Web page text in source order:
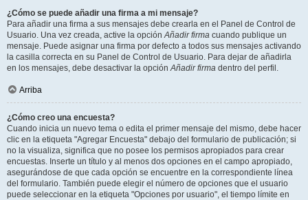
¿Cómo se puede añadir una firma a mi mensaje?
Para añadir una firma a sus mensajes debe crearla en el Panel de Control de
Usuario. Una vez creada, active la opciónAñadir firma cuando publique un
mensaje. Puede asignar una firma por defecto a todos sus mensajes activando
la casilla correcta en su Panel de Control de Usuario. Para dejar de añadirla
en los mensajes, debe desactivar la opciónAñadir firma dentro del perfil.
Arriba
¿Cómo creo una encuesta?
Cuando inicia un nuevo tema o edita el primer mensaje del mismo, debe hacer
clic en la etiqueta "Agregar Encuesta" debajo del formulario de publicación; si
no la visualiza, significa que no posee los permisos apropiados para crear
encuestas. Inserte un título y al menos dos opciones en el campo apropiado,
asegurándose de que cada opción se encuentre en la correspondiente línea
del formulario. También puede elegir el número de opciones que el usuario
puede seleccionar en la etiqueta "Opciones por usuario", el tiempo límite en